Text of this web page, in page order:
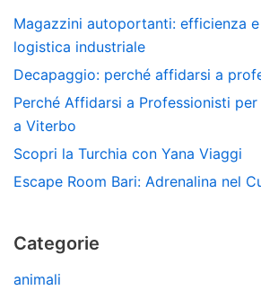
Magazzini autoportanti: efficienza
logistica industriale
Decapaggio: perché affidarsi a
Perché Affidarsi a Professionisti
a Viterbo
Scopri la Turchia con Yana Viaggi
Escape Room Bari: Adrenalina nel
Categorie
animali